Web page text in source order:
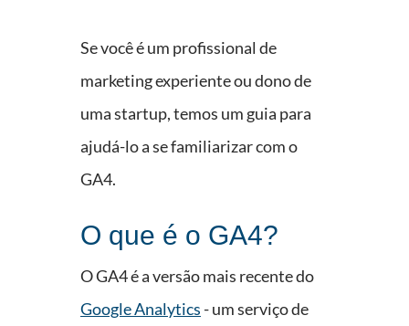
Se você é um profissional de
marketing experiente ou dono de
uma startup, temos um guia para
ajudá-lo a se familiarizar com o
GA4.
O que é o GA4?
O GA4 é a versão mais recente do
Google Analytics - um serviço de